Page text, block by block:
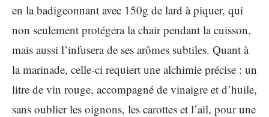
en la badigeonnant avec 150g de lard à piquer, qui
non seulement protégera la chair pendant la cuisson,
mais aussi l’infusera de ses arômes subtiles. Quant à
la marinade, celle-ci requiert une alchimie précise : un
litre de vin rouge, accompagné de vinaigre et d’huile,
sans oublier les oignons, les carottes et l’ail, pour une